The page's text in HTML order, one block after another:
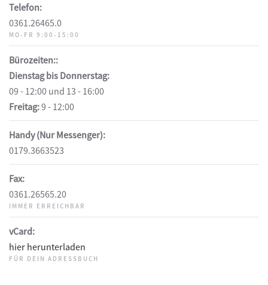
Telefon:
0361.26465.0
MO-FR 9:00-15:00
Bürozeiten::
Dienstag bis Donnerstag:
09 - 12:00 und 13 - 16:00
Freitag:9 - 12:00
Handy (Nur Messenger):
0179.3663523
Fax:
0361.26565.20
IMMER ERREICHBAR
vCard:
hier herunterladen
FÜR DEIN ADRESSBUCH